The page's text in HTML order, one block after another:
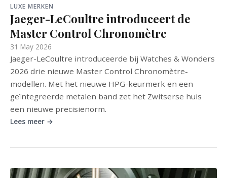
LUXE MERKEN
Jaeger-LeCoultre introduceert de
Master Control Chronomètre
31 May 2026
Jaeger-LeCoultre introduceerde bij Watches & Wonders
2026 drie nieuwe Master Control Chronomètre-
modellen. Met het nieuwe HPG-keurmerk en een
geïntegreerde metalen band zet het Zwitserse huis
een nieuwe precisienorm.
Lees meer →